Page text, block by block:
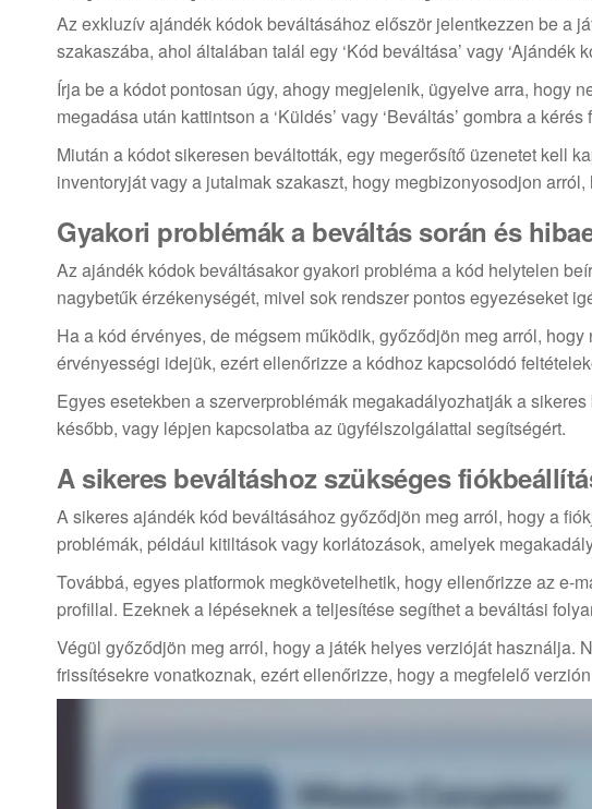
Az exkluzív ajándék kódok beváltásához először jelentkezzen be a
szakaszába, ahol általában talál egy ‘Kód beváltása’ vagy ‘Ajándék
Írja be a kódot pontosan úgy, ahogy megjelenik, ügyelve arra, hogy
megadása után kattintson a ‘Küldés’ vagy ‘Beváltás’ gombra a
Miután a kódot sikeresen beváltották, egy megerősítő üzenetet kell
inventoryját vagy a jutalmak szakaszt, hogy megbizonyosodjon
Gyakori problémák a beváltás során és
Az ajándék kódok beváltásakor gyakori probléma a kód helytelen
nagybetűk érzékenységét, mivel sok rendszer pontos egyezéseket
Ha a kód érvényes, de mégsem működik, győződjön meg arról,
érvényességi idejük, ezért ellenőrizze a kódhoz kapcsolódó
Egyes esetekben a szerverproblémák megakadályozhatják a
később, vagy lépjen kapcsolatba az ügyfélszolgálattal segítségért.
A sikeres beváltáshoz szükséges
A sikeres ajándék kód beváltásához győződjön meg arról, hogy a
problémák, például kitiltások vagy korlátozások, amelyek
Továbbá, egyes platformok megkövetelhetik, hogy ellenőrizze az e-
profillal. Ezeknek a lépéseknek a teljesítése segíthet a beváltási
Végül győződjön meg arról, hogy a játék helyes verzióját használja.
frissítésekre vonatkoznak, ezért ellenőrizze, hogy a megfelelő